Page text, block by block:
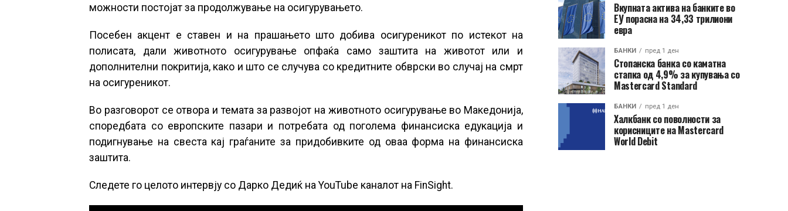
можности постојат за продолжување на осигурувањето.
Посебен акцент е ставен и на прашањето што добива осигуреникот по истекот на
полисата, дали животното осигурување опфаќа само заштита на животот или и
дополнителни покритија, како и што се случува со кредитните обврски во случај на смрт
на осигуреникот.
Во разговорот се отвора и темата за развојот на животното осигурување во Македонија,
споредбата со европските пазари и потребата од поголема финансиска едукација и
подигнување на свеста кај граѓаните за придобивките од оваа форма на финансиска
заштита.
Следете го целото интервју со Дарко Дедиќ на YouTube каналот на FinSight.
Вкупната актива на банките во
ЕУ порасна на 34,33 трилиони
евра
БАНКИ пред 1 ден
Стопанска банка со каматна
стапка од 4,9% за купувања со
Mastercard Standard
БАНКИ пред 1 ден
Халкбанк со поволности за
корисниците на Mastercard
World Debit